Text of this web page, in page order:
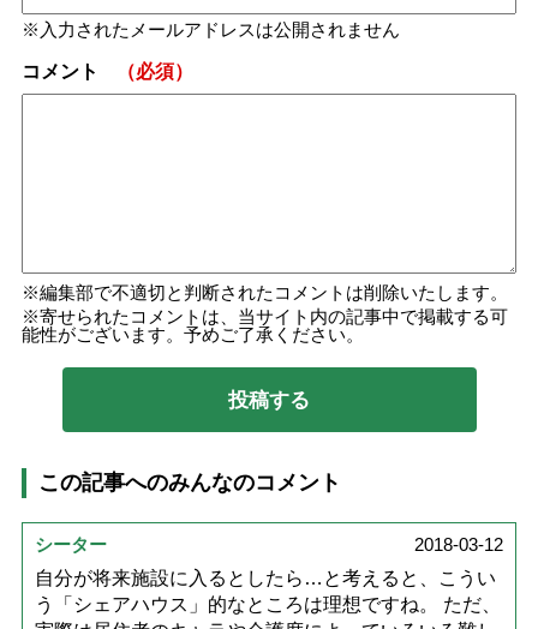
入力されたメールアドレスは公開されません
コメント （必須）
編集部で不適切と判断されたコメントは削除いたします。
寄せられたコメントは、当サイト内の記事中で掲載する可
能性がございます。予めご了承ください。
この記事へのみんなのコメント
シーター
2018-03-12
自分が将来施設に入るとしたら…と考えると、こうい
う「シェアハウス」的なところは理想ですね。 ただ、